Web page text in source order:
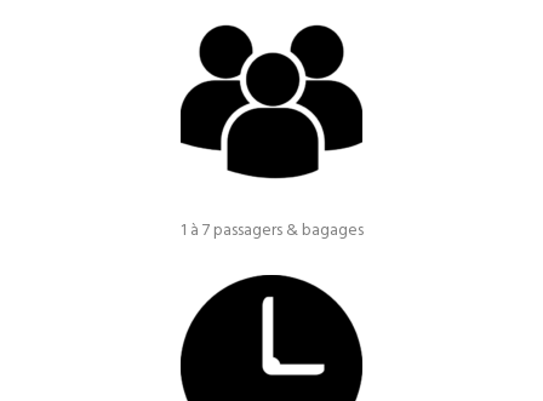
1 à 7 passagers & bagages